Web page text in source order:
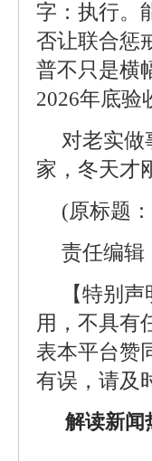
字：执行。
否让联合惩
普不只是横
2026年底验
对老实做
家，冬天才
(原标题
责任编辑
【特别
用，不具有
表本平台赞
有误，请及
解读新闻